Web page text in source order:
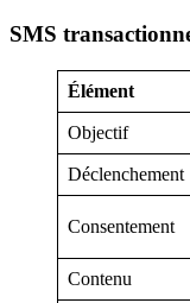
SMS
Élément
Objectif
Déclenchement
Consentement
Contenu